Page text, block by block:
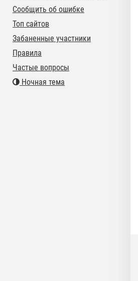
Сообщить об ошибке
Топ сайтов
Забаненные участники
Правила
Частые вопросы
Ночная тема